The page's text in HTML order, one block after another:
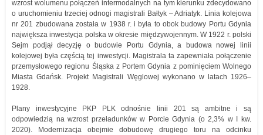
wzrost wolumenu połączeń intermodalnych na tym kierunku zdecydowano
o uruchomieniu trzeciej odnogi magistrali Bałtyk – Adriatyk. Linia kolejowa
nr 201 zbudowana została w 1938 r. i była to obok budowy Portu Gdynia
największa inwestycja polska w okresie międzywojennym. W 1922 r. polski
Sejm podjął decyzję o budowie Portu Gdynia, a budowa nowej linii
kolejowej była częścią tej inwestycji. Magistrala ta zapewniała połączenie
przemysłowego regionu Śląska z Portem Gdynia z pominięciem Wolnego
Miasta Gdańsk. Projekt Magistrali Węglowej wykonano w latach 1926–
1928.
Plany inwestycyjne PKP PLK odnośnie linii 201 są ambitne i są
odpowiedzią na wzrost przeładunków w Porcie Gdynia (o 2,3% w I kw.
2020). Modernizacja obejmie dobudowę drugiego toru na odcinku